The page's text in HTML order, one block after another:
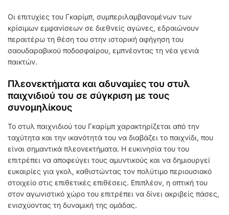
Οι επιτυχίες του Γκαρίμπ, συμπεριλαμβανομένων των
κρίσιμων εμφανίσεων σε διεθνείς αγώνες, εδραιώνουν
περαιτέρω τη θέση του στην ιστορική αφήγηση του
σαουδαραβικού ποδοσφαίρου, εμπνέοντας τη νέα γενιά
παικτών.
Πλεονεκτήματα και αδυναμίες του στυλ
παιχνιδιού του σε σύγκριση με τους
συνομηλίκους
Το στυλ παιχνιδιού του Γκαρίμπ χαρακτηρίζεται από την
ταχύτητα και την ικανότητά του να διαβάζει το παιχνίδι, που
είναι σημαντικά πλεονεκτήματα. Η ευκινησία του του
επιτρέπει να αποφεύγει τους αμυντικούς και να δημιουργεί
ευκαιρίες για γκολ, καθιστώντας τον πολύτιμο περιουσιακό
στοιχείο στις επιθετικές επιθέσεις. Επιπλέον, η οπτική του
στον αγωνιστικό χώρο του επιτρέπει να δίνει ακριβείς πάσες,
ενισχύοντας τη δυναμική της ομάδας.